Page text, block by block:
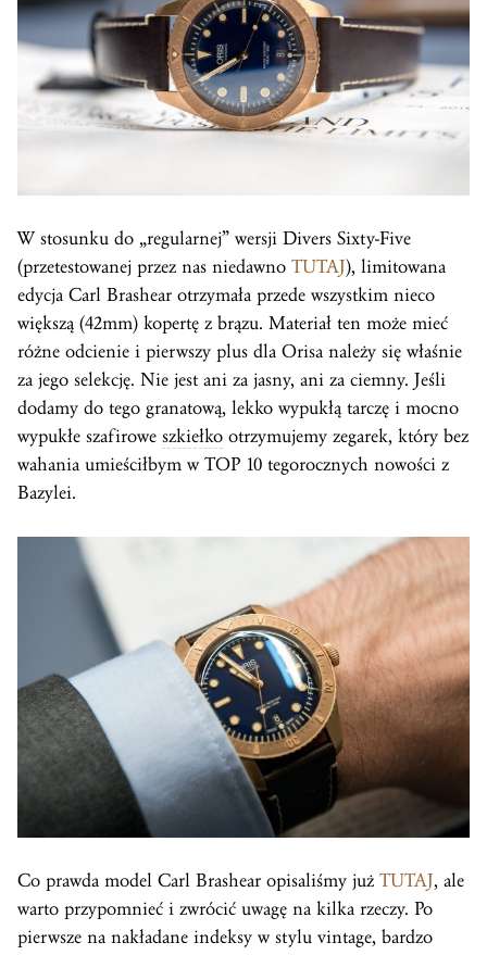
W stosunku do „regularnej” wersji Divers Sixty-Five
(przetestowanej przez nas niedawno TUTAJ), limitowana
edycja Carl Brashear otrzymała przede wszystkim nieco
większą (42mm) kopertę z brązu. Materiał ten może mieć
różne odcienie i pierwszy plus dla Orisa należy się właśnie
za jego selekcję. Nie jest ani za jasny, ani za ciemny. Jeśli
dodamy do tego granatową, lekko wypukłą tarczę i mocno
wypukłe szafirowe szkiełko otrzymujemy zegarek, który bez
wahania umieściłbym w TOP 10 tegorocznych nowości z
Bazylei.
Co prawda model Carl Brashear opisaliśmy już TUTAJ, ale
warto przypomnieć i zwrócić uwagę na kilka rzeczy. Po
pierwsze na nakładane indeksy w stylu vintage, bardzo